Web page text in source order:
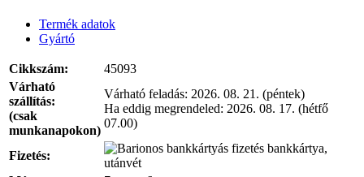
Termék adatok
Gyártó
Cikkszám:
45093
Várható
szállítás:
(csak
munkanapokon)
Várható feladás: 2026. 08. 21. (péntek)
Ha eddig megrendeled: 2026. 08. 17. (hétfő
07.00)
Fizetés:
bankkártya,
utánvét